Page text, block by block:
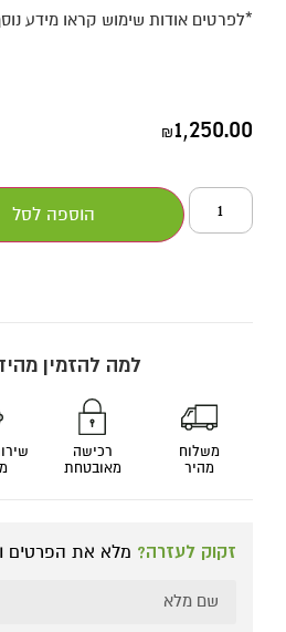
*לפרטים אודות שימוש קראו מידע
₪1,250.00
הוספה לסל
למה להזמין
משלוח
מהיר
רכישה
מאובטחת
זקוק לעזרה? מלא את הפרטים